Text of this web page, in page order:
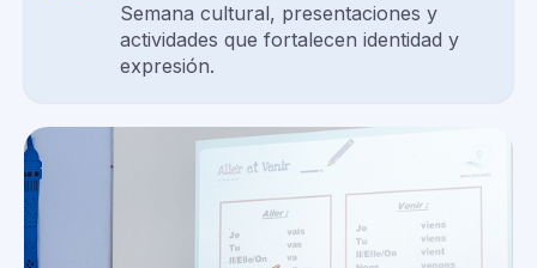
Semana cultural, presentaciones y
actividades que fortalecen identidad y
expresión.